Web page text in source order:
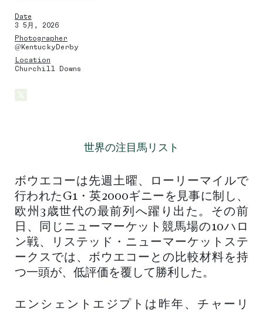
Date
3 5月, 2026
Photographer
@KentuckyDerby
Location
Churchill Downs
世界の注目馬リスト
ボウエコーは先週土曜、ローリーマイルで
行われたG1・英2000ギニーを見事に制し、
欧州3歳世代の最前列へ躍り出た。その前
日、同じニューマーケット競馬場の10ハロ
ン戦、リステッド・ニューマーケットステ
ークスでは、ボウエコーとの比較材料を持
つ一頭が、低評価を覆して勝利した。
エンシェントエジプトは昨年、チャーリ